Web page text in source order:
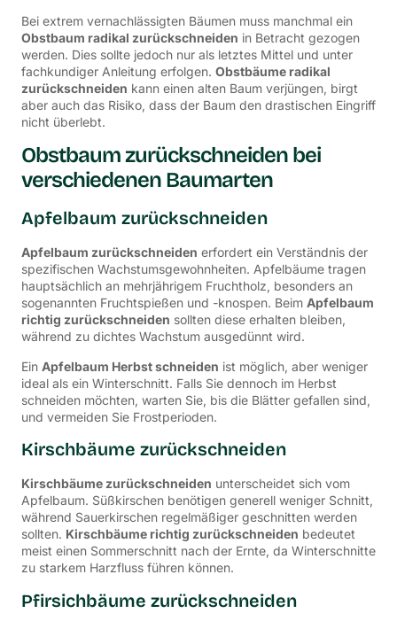
Bei extrem vernachlässigten Bäumen muss manchmal ein
Obstbaum radikal zurückschneiden in Betracht gezogen
werden. Dies sollte jedoch nur als letztes Mittel und unter
fachkundiger Anleitung erfolgen. Obstbäume radikal
zurückschneiden kann einen alten Baum verjüngen, birgt
aber auch das Risiko, dass der Baum den drastischen Eingriff
nicht überlebt.
Obstbaum zurückschneiden bei
verschiedenen Baumarten
Apfelbaum zurückschneiden
Apfelbaum zurückschneiden erfordert ein Verständnis der
spezifischen Wachstumsgewohnheiten. Apfelbäume tragen
hauptsächlich an mehrjährigem Fruchtholz, besonders an
sogenannten Fruchtspießen und -knospen. Beim Apfelbaum
richtig zurückschneiden sollten diese erhalten bleiben,
während zu dichtes Wachstum ausgedünnt wird.
Ein Apfelbaum Herbst schneiden ist möglich, aber weniger
ideal als ein Winterschnitt. Falls Sie dennoch im Herbst
schneiden möchten, warten Sie, bis die Blätter gefallen sind,
und vermeiden Sie Frostperioden.
Kirschbäume zurückschneiden
Kirschbäume zurückschneiden unterscheidet sich vom
Apfelbaum. Süßkirschen benötigen generell weniger Schnitt,
während Sauerkirschen regelmäßiger geschnitten werden
sollten. Kirschbäume richtig zurückschneiden bedeutet
meist einen Sommerschnitt nach der Ernte, da Winterschnitte
zu starkem Harzfluss führen können.
Pfirsichbäume zurückschneiden